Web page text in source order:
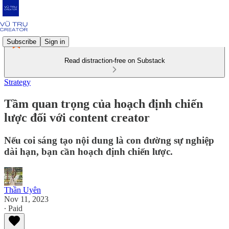
Subscribe Sign in
Read distraction-free on Substack
Strategy
Tầm quan trọng của hoạch định chiến
lược đối với content creator
Nếu coi sáng tạo nội dung là con đường sự nghiệp
dài hạn, bạn cần hoạch định chiến lược.
Thần Uyên
Nov 11, 2023
∙ Paid